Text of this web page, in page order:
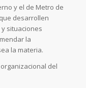
y el de Metro de
desarrollen
situaciones
la
la materia.
del